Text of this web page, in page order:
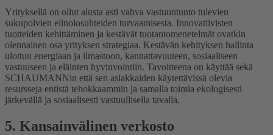
Yrityksellä on ollut alusta asti vahva vastuuntunto tulevien
sukupolvien elinolosuhteiden turvaamisesta. Innovatiivisten
tuotteiden kehittäminen ja kestävät tuotantomenetelmät ovatkin
olennainen osa yrityksen strategiaa. Kestävän kehityksen hallinta
ulottuu energiaan ja ilmastoon, kannattavuuteen, sosiaaliseen
vastuuseen ja eläinten hyvinvointiin. Tavoitteena on käyttää sekä
SCHAUMANNin että sen asiakkaiden käytettävissä olevia
resursseja entistä tehokkaammin ja samalla toimia ekologisesti
järkevällä ja sosiaalisesti vastuullisella tavalla.
5. Kansainvälinen verkosto